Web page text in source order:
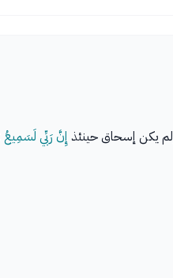
يكن إسحاق حينئذ إِنَّ رَبِّي لَسَمِيعُ